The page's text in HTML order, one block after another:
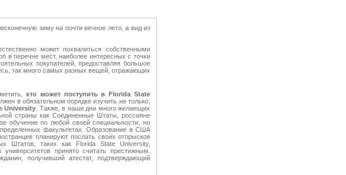
зиму на почти вечное лето, а вид из
может похвалиться собственными
в перечне мест, наиболее интересных с точки
покупателей, предоставляя большое
так много самых разных вещей, отражающих
кто может поступить в Florida State
в обязательном порядке изучить не только,
University . Также, в наши дни много желающих
страны как Соединенные Штаты, россияне
обучение по любой своей специальности, но
факультетах. Образование в США
планируют послать своих отпрысков
Штатов, таких как Florida State University,
принято считать престижным.
получивший атестат, подтверждающий